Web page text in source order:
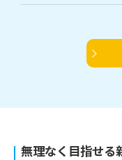
無理なく目指せる